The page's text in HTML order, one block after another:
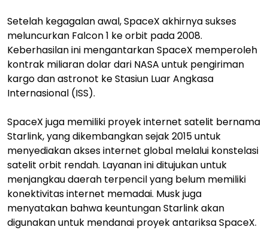
Setelah kegagalan awal, SpaceX akhirnya sukses
meluncurkan Falcon 1 ke orbit pada 2008.
Keberhasilan ini mengantarkan SpaceX memperoleh
kontrak miliaran dolar dari NASA untuk pengiriman
kargo dan astronot ke Stasiun Luar Angkasa
Internasional (ISS).
SpaceX juga memiliki proyek internet satelit bernama
Starlink, yang dikembangkan sejak 2015 untuk
menyediakan akses internet global melalui konstelasi
satelit orbit rendah. Layanan ini ditujukan untuk
menjangkau daerah terpencil yang belum memiliki
konektivitas internet memadai. Musk juga
menyatakan bahwa keuntungan Starlink akan
digunakan untuk mendanai proyek antariksa SpaceX.